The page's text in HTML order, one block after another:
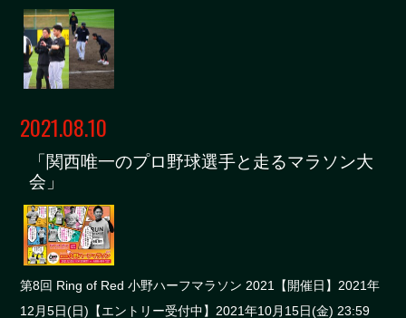
2021.08.10
「関西唯一のプロ野球選手と走るマラソン大
会」
第8回 Ring of Red 小野ハーフマラソン 2021【開催日】2021年
12月5日(日)【エントリー受付中】2021年10月15日(金) 23:59